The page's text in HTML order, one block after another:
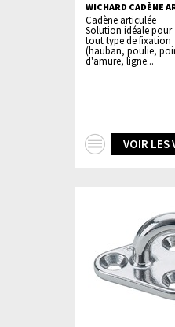
WICHARD CADÈNE
Cadène articulée
Solution idéale pour
tout type de fixation
(hauban, poulie,
d'amure, ligne...
VOIR LES